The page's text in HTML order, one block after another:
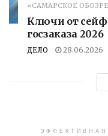
«САМАРСКОЕ
Ключи от
госзаказа 2026
ДЕЛО 28.06.2026
ЭФФЕКТИВНАЯ